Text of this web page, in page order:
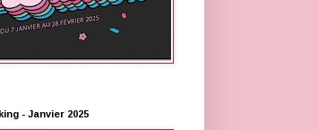
- Janvier 2025